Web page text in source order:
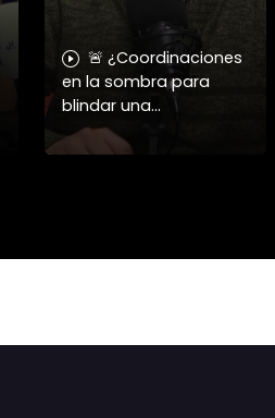
🚨 ¿Coordinaciones
en la sombra para
blindar una
candidatura
presidencial? Nuevos